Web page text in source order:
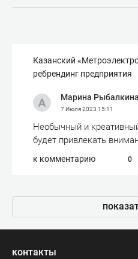
Казанский
ребрендинг предприятия
Марина Рыбалкина
7 Июля 2023 15:11
Необычный и
будет привлекать
к комментарию 0
контакты